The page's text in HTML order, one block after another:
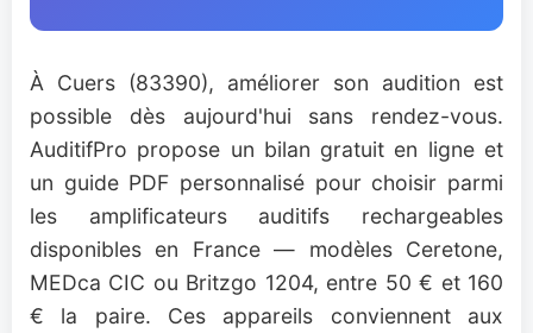
À Cuers (83390), améliorer son audition est
possible dès aujourd'hui sans rendez-vous.
AuditifPro propose un bilan gratuit en ligne et
un guide PDF personnalisé pour choisir parmi
les amplificateurs auditifs rechargeables
disponibles en France — modèles Ceretone,
MEDca CIC ou Britzgo 1204, entre 50 € et 160
€ la paire. Ces appareils conviennent aux